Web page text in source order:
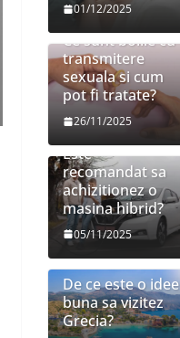
01/12/2025
Ce sunt bolile cu
transmitere
sexuala si cum
pot fi tratate?
26/11/2025
Este
recomandat sa
achizitionez o
masina hibrid?
05/11/2025
De ce este o idee
buna sa vizitez
Grecia?